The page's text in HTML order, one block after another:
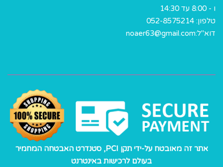
ו - 8:00 עד 14:30
טלפון: 052-8575214
דוא"ל:noaer63@gmail.com
אתר זה מאובטח על-ידי תקן PCI, סטנדרט האבטחה המחמיר
בעולם לרכישות באינטרנט